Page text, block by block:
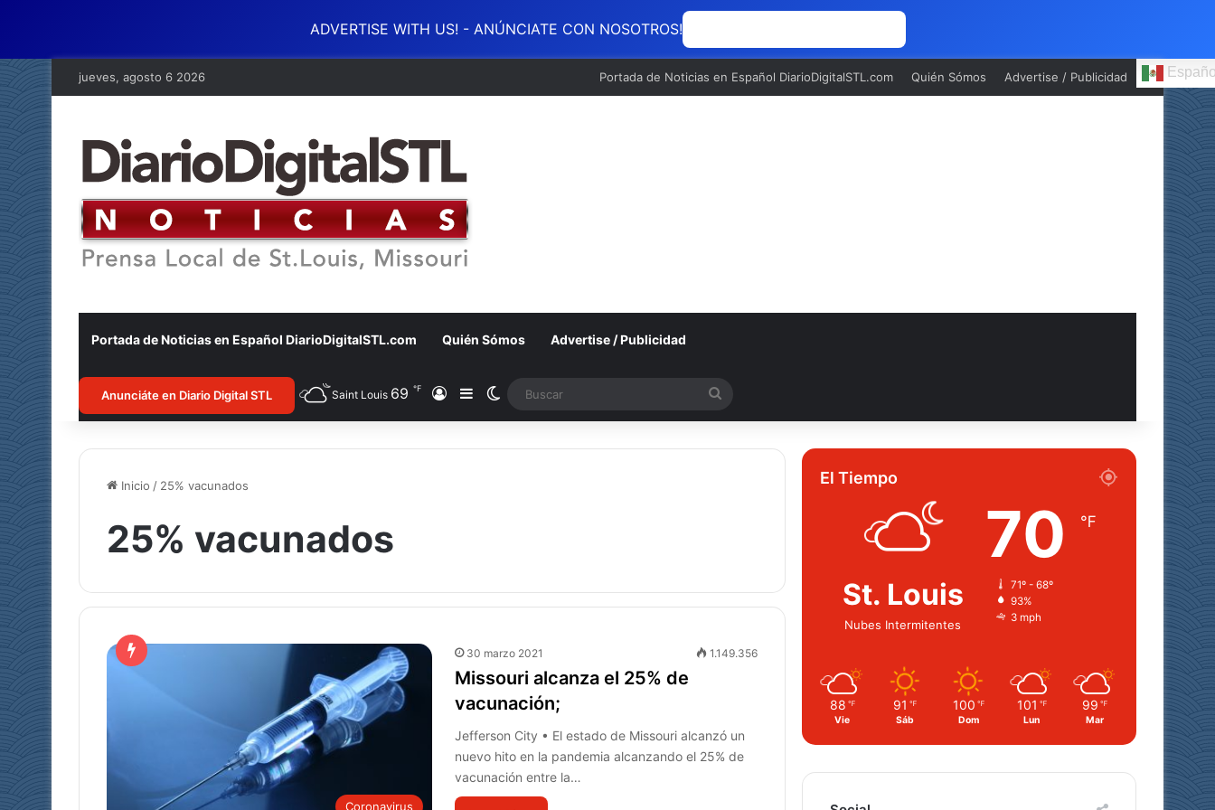
ADVERTISE WITH US! - ANÚNCIATE CON NOSOTROS!
jueves, agosto 6 2026 Portada de Noticias en Español DiarioDigitalSTL.com Quién Sómos Advertise / Publicidad
Portada de Noticias en Español DiarioDigitalSTL.com Quién Sómos Advertise / Publicidad
Anunciáte en Diario Digital STL Saint Louis 69 ℉ AccesoBarra lateral
Switch skin
Inicio / 25% vacunados
25% vacunados
Coronavirus
30 marzo 2021 1.149.356
Missouri alcanza el 25% de
vacunación;
Jefferson City • El estado de Missouri alcanzó un
nuevo hito en la pandemia alcanzando el 25% de
vacunación entre la…
El Tiempo
St. Louis
Nubes Intermitentes
70 ℉
71º - 68º
93%
3 mph
88 ℉
Vie
91 ℉
Sáb
100 ℉
Dom
101 ℉
Lun
99 ℉
Mar